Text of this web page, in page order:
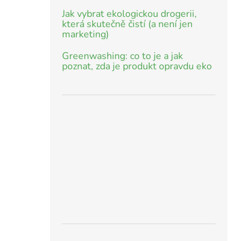
Jak vybrat ekologickou drogerii,
která skutečně čistí (a není jen
marketing)
Greenwashing: co to je a jak
poznat, zda je produkt opravdu eko